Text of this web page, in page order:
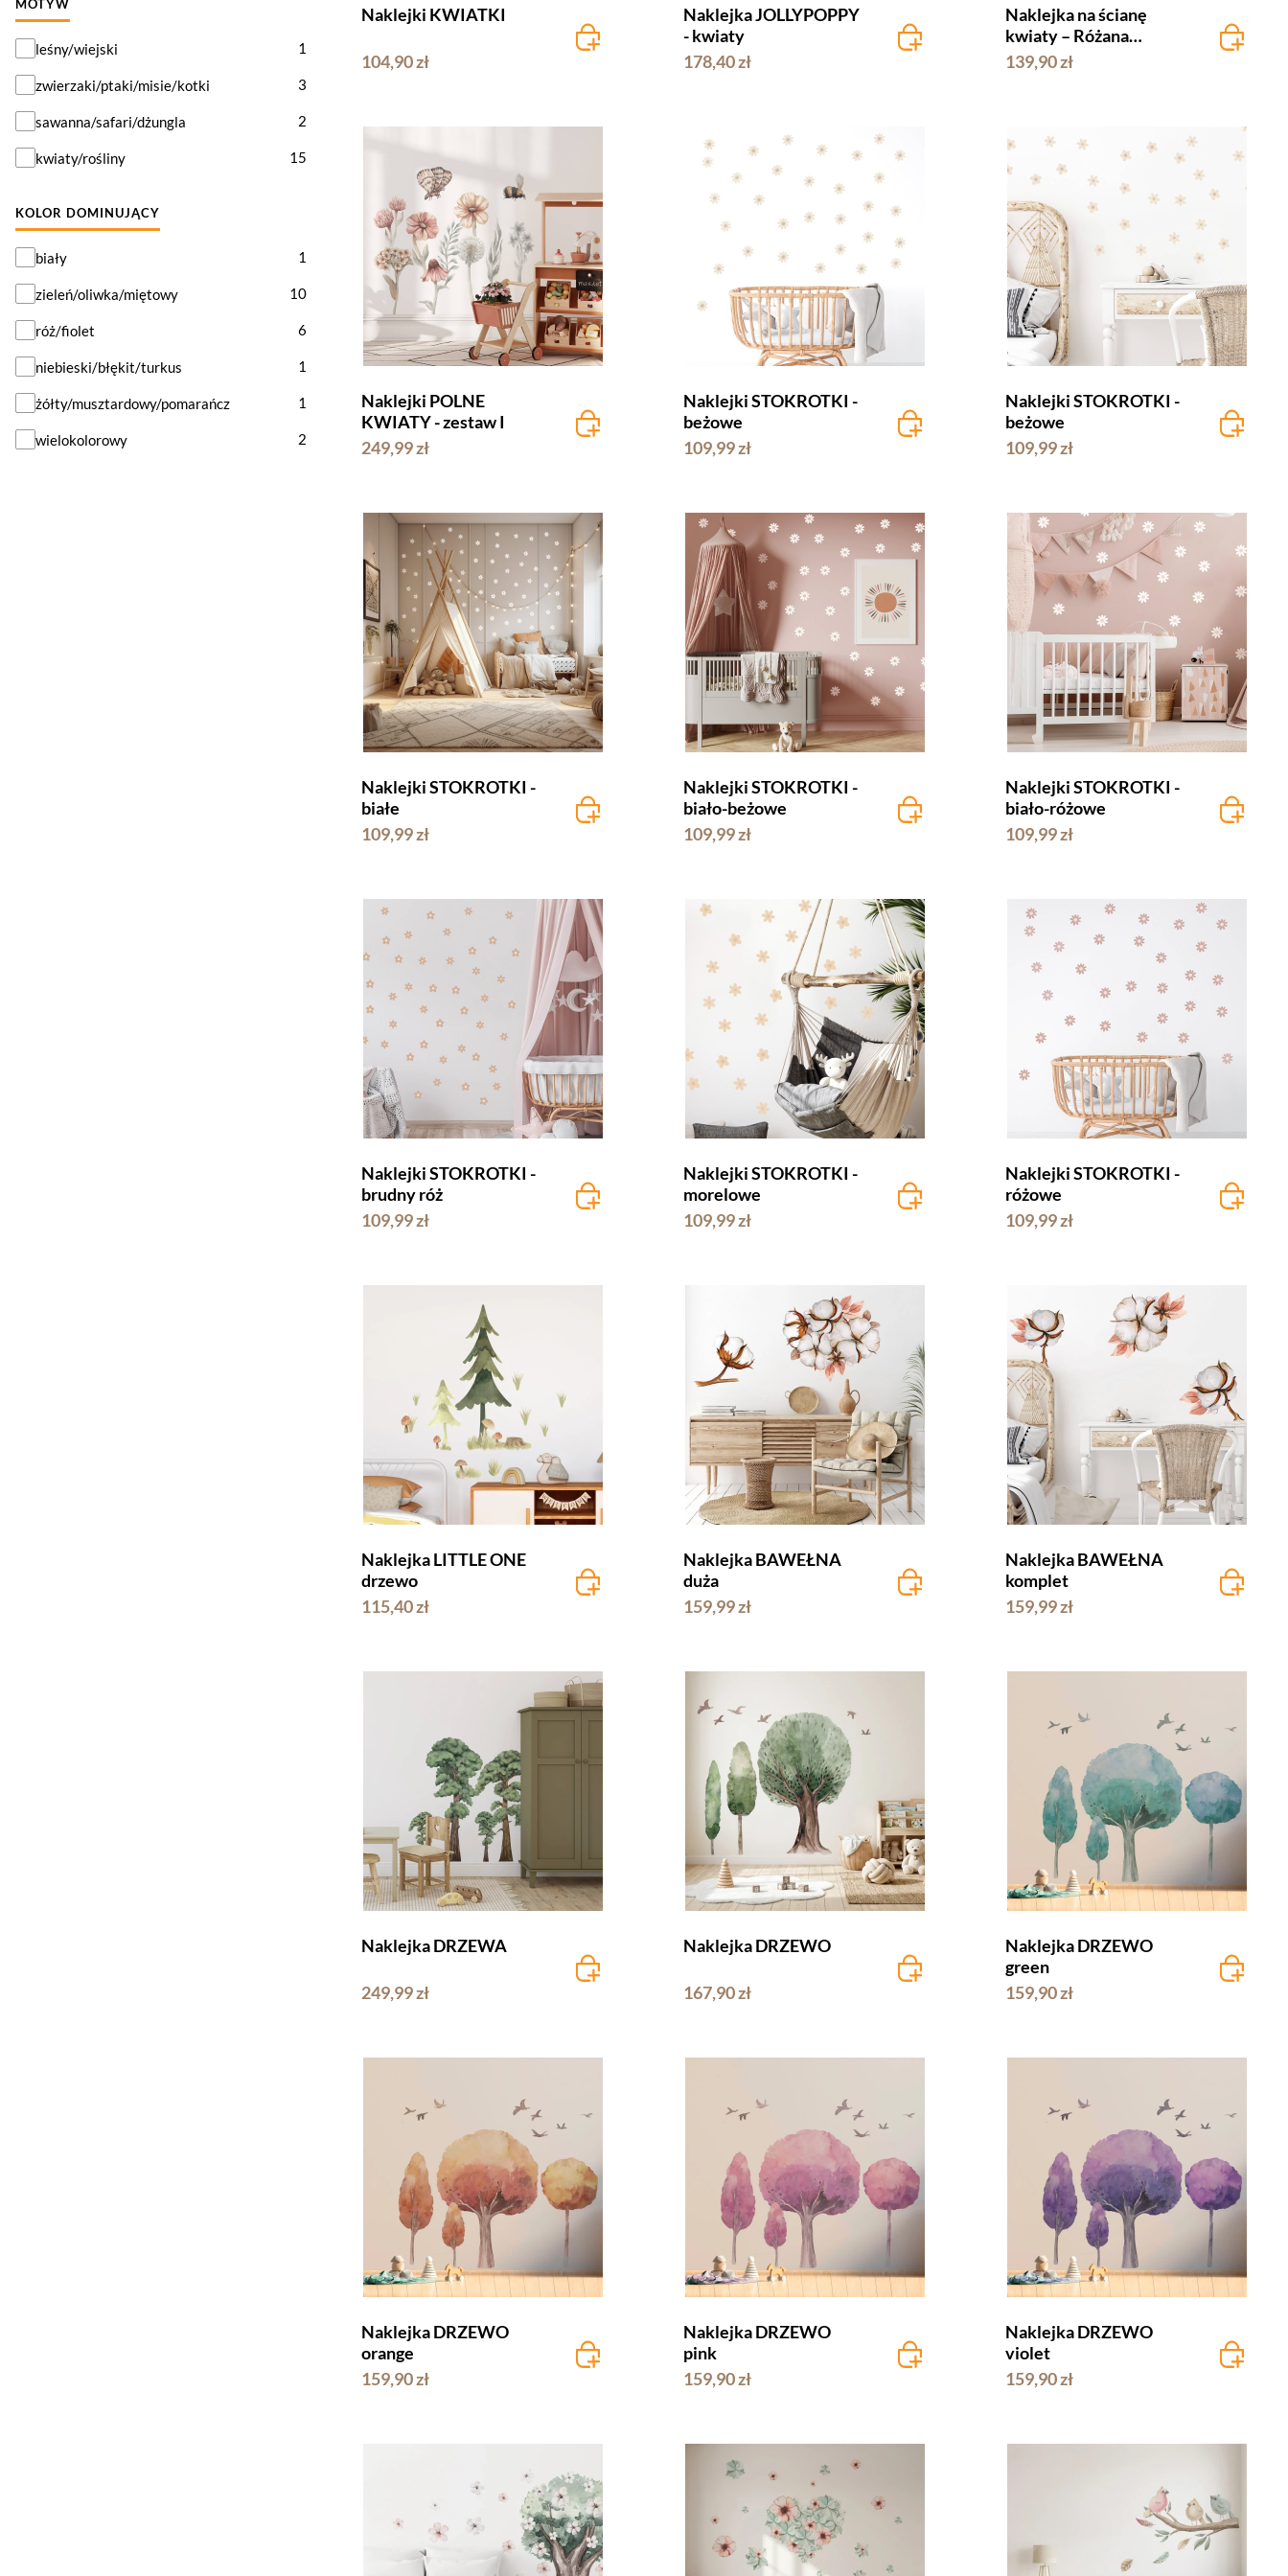
MOTYW
Motyw
leśny/wiejski 1
zwierzaki/ptaki/misie/kotki 3
sawanna/safari/dżungla 2
kwiaty/rośliny 15
KOLOR DOMINUJĄCY
Kolor dominujący
biały 1
zieleń/oliwka/miętowy 10
róż/fiolet 6
niebieski/błękit/turkus 1
żółty/musztardowy/pomarańcz 1
wielokolorowy 2
Naklejki KWIATKI
104,90 zł
Naklejka JOLLYPOPPY
- kwiaty
178,40 zł
Naklejka na ścianę
kwiaty – Różana
Polana biała
139,90 zł
Naklejki POLNE
KWIATY - zestaw I
249,99 zł
Naklejki STOKROTKI -
beżowe
109,99 zł
Naklejki STOKROTKI -
beżowe
109,99 zł
Naklejki STOKROTKI -
białe
109,99 zł
Naklejki STOKROTKI -
biało-beżowe
109,99 zł
Naklejki STOKROTKI -
biało-różowe
109,99 zł
Naklejki STOKROTKI -
brudny róż
109,99 zł
Naklejki STOKROTKI -
morelowe
109,99 zł
Naklejki STOKROTKI -
różowe
109,99 zł
Naklejka LITTLE ONE
drzewo
115,40 zł
Naklejka BAWEŁNA
duża
159,99 zł
Naklejka BAWEŁNA
komplet
159,99 zł
Naklejka DRZEWA
249,99 zł
Naklejka DRZEWO
167,90 zł
Naklejka DRZEWO
green
159,90 zł
Naklejka DRZEWO
orange
159,90 zł
Naklejka DRZEWO
pink
159,90 zł
Naklejka DRZEWO
violet
159,90 zł